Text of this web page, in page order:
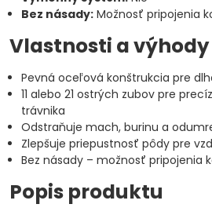
Bez násady: Možnosť pripojenia
Vlastnosti a výhody
Pevná oceľová konštrukcia pre
11 alebo 21 ostrých zubov pre
trávnika
Odstraňuje mach, burinu a
Zlepšuje priepustnosť pôdy pre
Bez násady – možnosť pripojenia
Popis produktu